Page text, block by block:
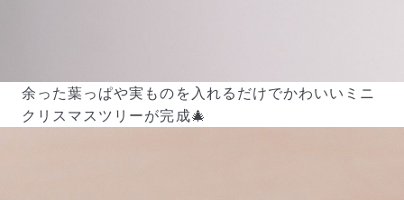
余った葉っぱや実ものを入れるだけでかわいいミニ
クリスマスツリーが完成🎄